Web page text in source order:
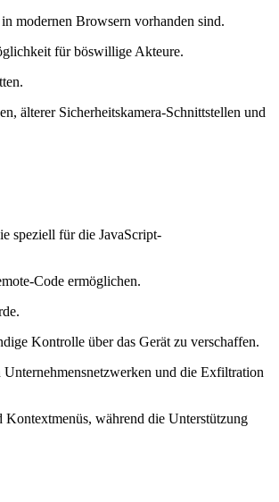
modernen Browsern vorhanden sind.
für böswillige Akteure.
älterer Sicherheitskamera-Schnittstellen und
speziell für die JavaScript-
Code ermöglichen.
Kontrolle über das Gerät zu verschaffen.
und die Exfiltration
während die Unterstützung